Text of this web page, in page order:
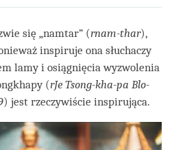
się „namtar” (rnam-thar),
inspiruje ona słuchaczy
lamy i osiągnięcia wyzwolenia
(rJe Tsong-kha-pa Blo-
jest rzeczywiście inspirująca.